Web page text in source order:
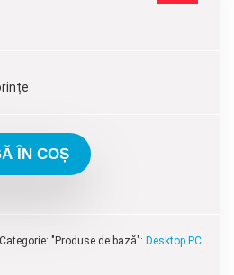
este:
13,895.00 lei.
ÎN COȘ
Categorie: "Produse de bază": Desktop PC